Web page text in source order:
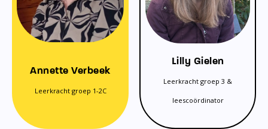
Annette Verbeek
Leerkracht groep 1-2C
Lilly Gielen
Leerkracht groep 3 &
leescoördinator